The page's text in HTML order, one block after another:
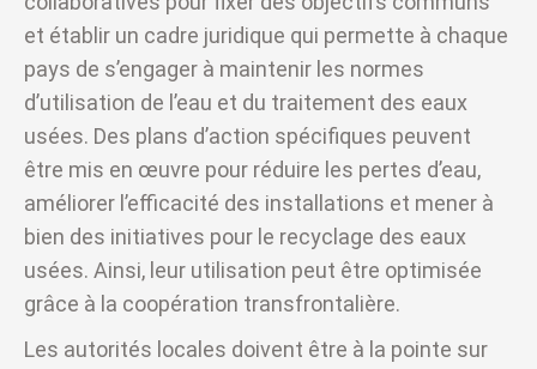
et établir un cadre juridique qui permette à chaque
pays de s’engager à maintenir les normes
d’utilisation de l’eau et du traitement des eaux
usées. Des plans d’action spécifiques peuvent
être mis en œuvre pour réduire les pertes d’eau,
améliorer l’efficacité des installations et mener à
bien des initiatives pour le recyclage des eaux
usées. Ainsi, leur utilisation peut être optimisée
grâce à la coopération transfrontalière.
Les autorités locales doivent être à la pointe sur